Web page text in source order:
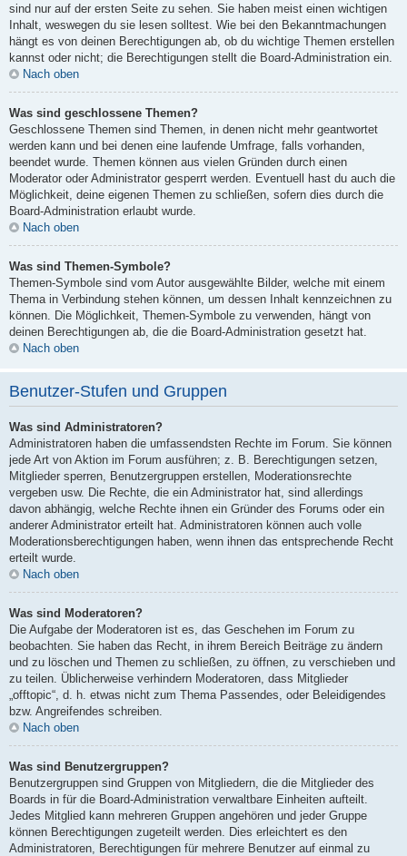
sind nur auf der ersten Seite zu sehen. Sie haben meist einen wichtigen
Inhalt, weswegen du sie lesen solltest. Wie bei den Bekanntmachungen
hängt es von deinen Berechtigungen ab, ob du wichtige Themen erstellen
kannst oder nicht; die Berechtigungen stellt die Board-Administration ein.
Nach oben
Was sind geschlossene Themen?
Geschlossene Themen sind Themen, in denen nicht mehr geantwortet
werden kann und bei denen eine laufende Umfrage, falls vorhanden,
beendet wurde. Themen können aus vielen Gründen durch einen
Moderator oder Administrator gesperrt werden. Eventuell hast du auch die
Möglichkeit, deine eigenen Themen zu schließen, sofern dies durch die
Board-Administration erlaubt wurde.
Nach oben
Was sind Themen-Symbole?
Themen-Symbole sind vom Autor ausgewählte Bilder, welche mit einem
Thema in Verbindung stehen können, um dessen Inhalt kennzeichnen zu
können. Die Möglichkeit, Themen-Symbole zu verwenden, hängt von
deinen Berechtigungen ab, die die Board-Administration gesetzt hat.
Nach oben
Benutzer-Stufen und Gruppen
Was sind Administratoren?
Administratoren haben die umfassendsten Rechte im Forum. Sie können
jede Art von Aktion im Forum ausführen; z. B. Berechtigungen setzen,
Mitglieder sperren, Benutzergruppen erstellen, Moderationsrechte
vergeben usw. Die Rechte, die ein Administrator hat, sind allerdings
davon abhängig, welche Rechte ihnen ein Gründer des Forums oder ein
anderer Administrator erteilt hat. Administratoren können auch volle
Moderationsberechtigungen haben, wenn ihnen das entsprechende Recht
erteilt wurde.
Nach oben
Was sind Moderatoren?
Die Aufgabe der Moderatoren ist es, das Geschehen im Forum zu
beobachten. Sie haben das Recht, in ihrem Bereich Beiträge zu ändern
und zu löschen und Themen zu schließen, zu öffnen, zu verschieben und
zu teilen. Üblicherweise verhindern Moderatoren, dass Mitglieder
„offtopic“, d. h. etwas nicht zum Thema Passendes, oder Beleidigendes
bzw. Angreifendes schreiben.
Nach oben
Was sind Benutzergruppen?
Benutzergruppen sind Gruppen von Mitgliedern, die die Mitglieder des
Boards in für die Board-Administration verwaltbare Einheiten aufteilt.
Jedes Mitglied kann mehreren Gruppen angehören und jeder Gruppe
können Berechtigungen zugeteilt werden. Dies erleichtert es den
Administratoren, Berechtigungen für mehrere Benutzer auf einmal zu